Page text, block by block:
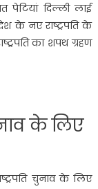
पेटियां दिल्ली लाई
के नए राष्ट्रपति के
का शपथ ग्रहण
के लिए
चुनाव के लिए